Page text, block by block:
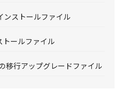
ンストールファイル
ールファイル
移行アップグレードファイル